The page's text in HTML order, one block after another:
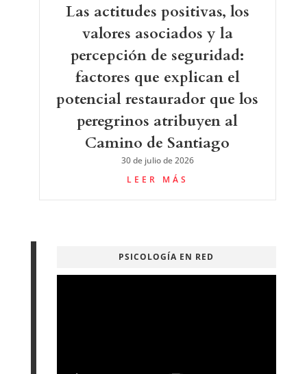
Las actitudes positivas, los
valores asociados y la
percepción de seguridad:
factores que explican el
potencial restaurador que los
peregrinos atribuyen al
Camino de Santiago
30 de julio de 2026
LEER MÁS
PSICOLOGÍA EN RED